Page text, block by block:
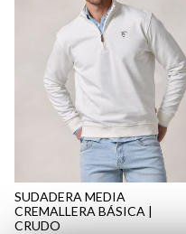
Paquetes y envíos
SUDADERA MEDIA
CREMALLERA BÁSICA |
CRUDO